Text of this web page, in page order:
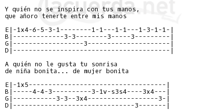
Y quién no se inspira con tus manos,
que añoro tenerte entre mis manos
E|-1x4-6-5-3-1--------1-1---1-1---1-3-1-1-|
B|-------------3-3--------3-----3---------|
G|------------------3---------------------|
D|----------------------------------------|
A quién no le gusta tu sonrisa
de niña bonita... de mujer bonita
E|-1x5-----------------------------------|
B|-----4-4-3----------3-1v-s3s4----3x4---|
G|-----------3-3--3x4------------------3-|
D|-------------------------------3-------|